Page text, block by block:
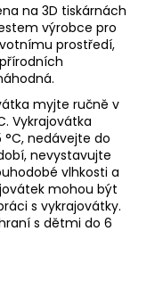
na 3D tiskárnách
výrobce pro
prostředí,
myjte ručně v
Vykrajovátka
°C, nedávejte do
nevystavujte
vlhkosti a
mohou být
s vykrajovátky.
s dětmi do 6